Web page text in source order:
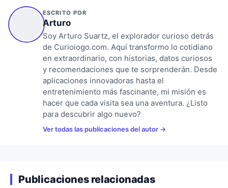
ESCRITO POR
Arturo
Soy Arturo Suartz, el explorador curioso detrás
de Curioiogo.com. Aquí transformo lo cotidiano
en extraordinario, con historias, datos curiosos
y recomendaciones que te sorprenderán. Desde
aplicaciones innovadoras hasta el
entretenimiento más fascinante, mi misión es
hacer que cada visita sea una aventura. ¿Listo
para descubrir algo nuevo?
Ver todas las publicaciones del autor
Publicaciones relacionadas